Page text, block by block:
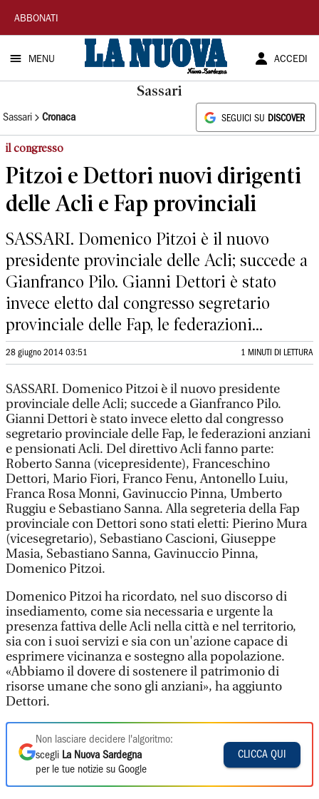
La
Nuova
Sardegna
ABBONATI
MENU ACCEDI
Sassari
Sassari Cronaca SEGUICI SU DISCOVER
il congresso
Pitzoi e Dettori nuovi dirigenti
delle Acli e Fap provinciali
SASSARI. Domenico Pitzoi è il nuovo
presidente provinciale delle Acli; succede a
Gianfranco Pilo. Gianni Dettori è stato
invece eletto dal congresso segretario
provinciale delle Fap, le federazioni...
28 giugno 2014 03:51 1 MINUTI DI LETTURA
SASSARI. Domenico Pitzoi è il nuovo presidente
provinciale delle Acli; succede a Gianfranco Pilo.
Gianni Dettori è stato invece eletto dal congresso
segretario provinciale delle Fap, le federazioni anziani
e pensionati Acli. Del direttivo Acli fanno parte:
Roberto Sanna (vicepresidente), Franceschino
Dettori, Mario Fiori, Franco Fenu, Antonello Luiu,
Franca Rosa Monni, Gavinuccio Pinna, Umberto
Ruggiu e Sebastiano Sanna. Alla segreteria della Fap
provinciale con Dettori sono stati eletti: Pierino Mura
(vicesegretario), Sebastiano Cascioni, Giuseppe
Masia, Sebastiano Sanna, Gavinuccio Pinna,
Domenico Pitzoi.
Domenico Pitzoi ha ricordato, nel suo discorso di
insediamento, come sia necessaria e urgente la
presenza fattiva delle Acli nella città e nel territorio,
sia con i suoi servizi e sia con un'azione capace di
esprimere vicinanza e sostegno alla popolazione.
«Abbiamo il dovere di sostenere il patrimonio di
risorse umane che sono gli anziani», ha aggiunto
Dettori.
Non lasciare decidere l'algoritmo:
scegli La Nuova Sardegna
per le tue notizie su Google
CLICCA QUI